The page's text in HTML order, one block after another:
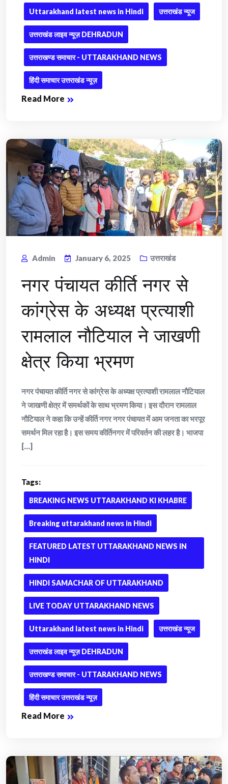
Uttarakhand latest news in Hindi उत्तराखंड न्यूज
उत्तराखंड लाइव न्यूज़ DEHRADUN
उत्तराखण्ड समाचार - UTTARAKHAND NEWS
हिंदी समाचार उत्तराखंड न्यूज़
Read More
Admin January 6, 2025 उत्तराखंड
नगर पंचायत कीर्ति नगर से
कांग्रेस के अध्यक्ष प्रत्याशी
रामलाल नौटियाल ने जाखणी
क्षेत्र किया भ्रमण
नगर पंचायत कीर्ति नगर से कांग्रेस के अध्यक्ष प्रत्याशी रामलाल नौटियाल
ने जाखणी क्षेत्र में समर्थकों के साथ भ्रमण किया। इस दौरान रामलाल
नौटियाल ने कहा कि उन्हें कीर्ति नगर नगर पंचायत में आम जनता का भरपूर
समर्थन मिल रहा है। इस समय कीर्तिनगर में परिवर्तन की लहर है। भाजपा
[...]
Tags:
BREAKING NEWS UTTARAKHAND KI KHABRE
Breaking uttarakhand news in Hindi
FEATURED LATEST UTTARAKHAND NEWS IN
HINDI
HINDI SAMACHAR OF UTTARAKHAND
LIVE TODAY UTTARAKHAND NEWS
Uttarakhand latest news in Hindi उत्तराखंड न्यूज
उत्तराखंड लाइव न्यूज़ DEHRADUN
उत्तराखण्ड समाचार - UTTARAKHAND NEWS
हिंदी समाचार उत्तराखंड न्यूज़
Read More